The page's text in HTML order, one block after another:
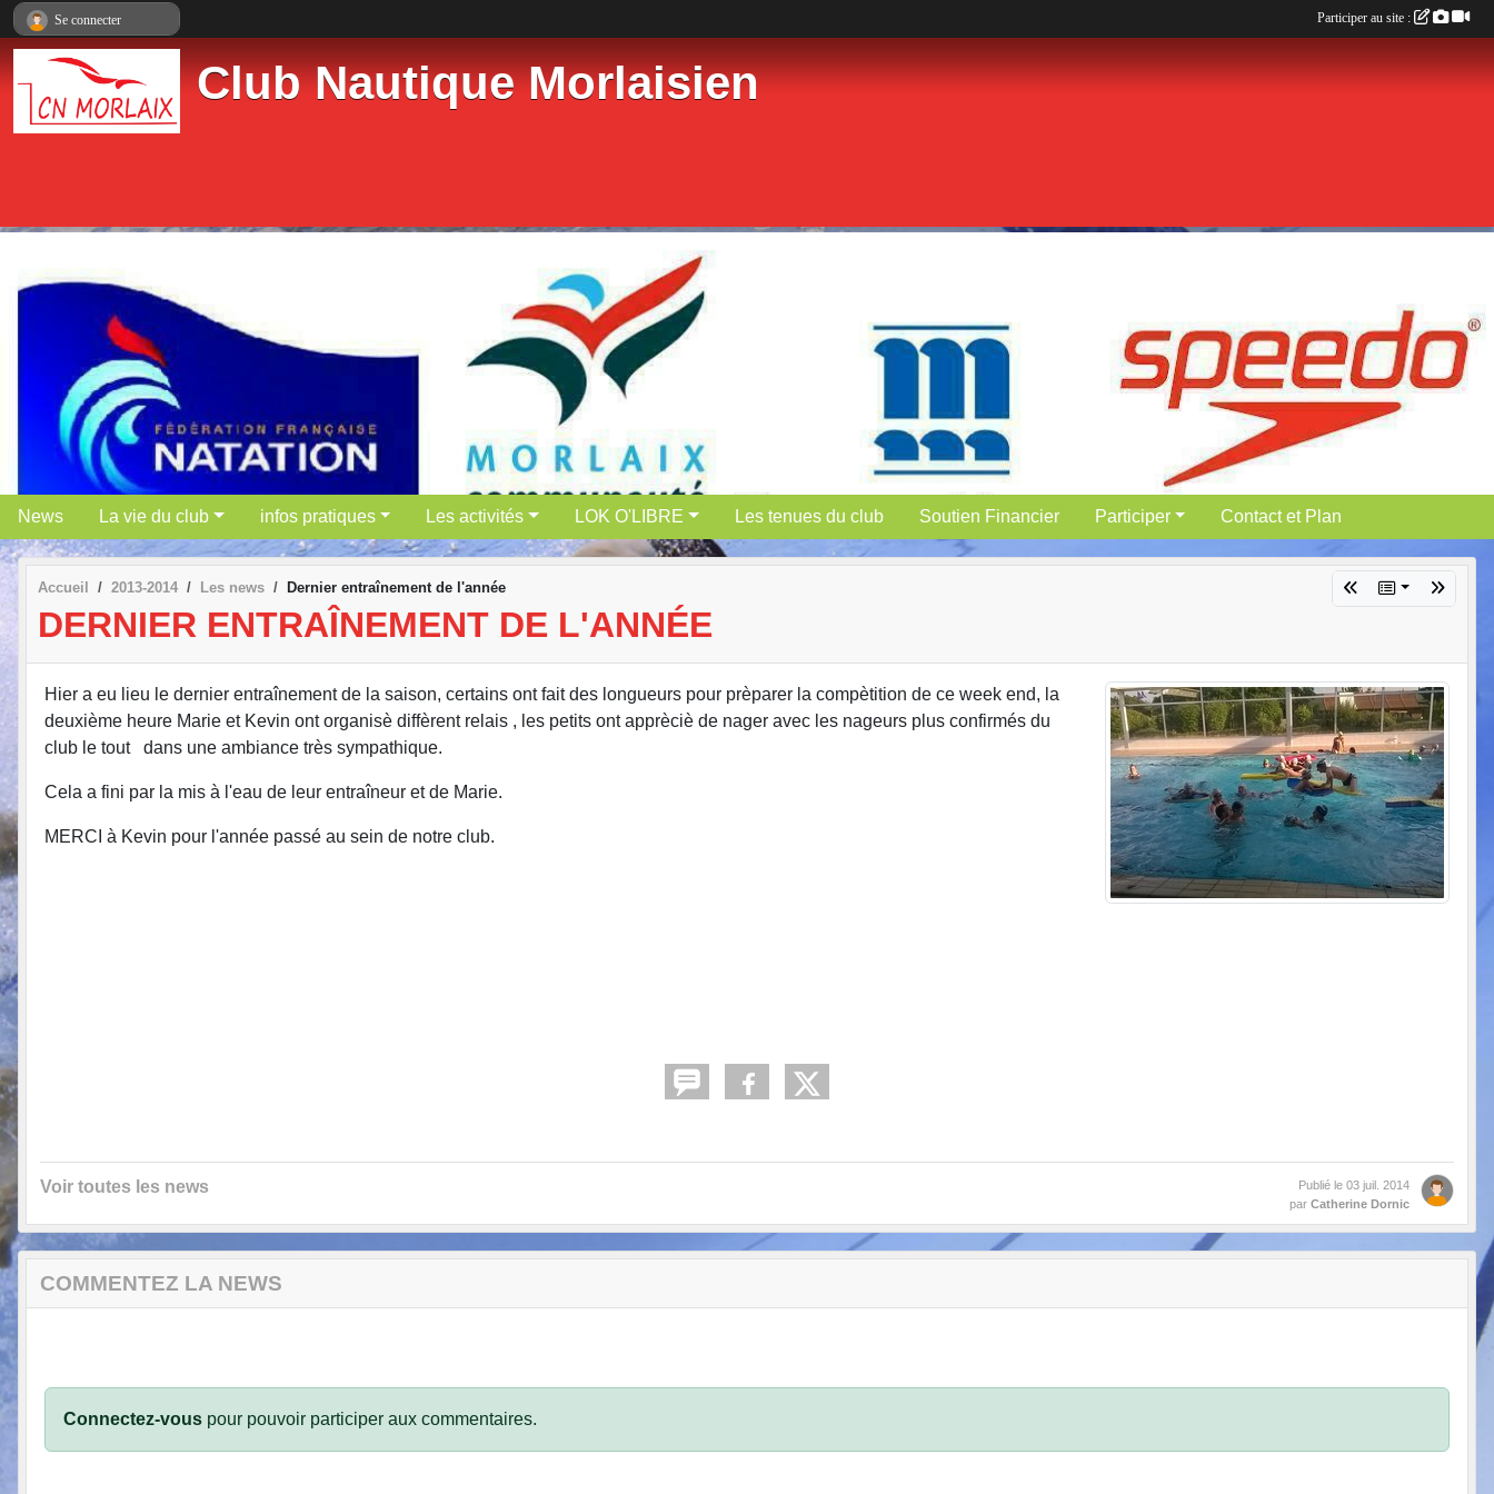
Club Nautique Morlaisien
News La vie du club infos pratiques Les activités LOK O'LIBRE Les tenues du club Soutien Financier Participer Contact et Plan
Accueil 2013-2014 Les news Dernier entraînement de l'année
DERNIER ENTRAÎNEMENT DE L'ANNÉE
Hier a eu lieu le dernier entraînement de la saison, certains ont fait des longueurs pour prèparer la compètition de ce week end, la
deuxième heure Marie et Kevin ont organisè diffèrent relais , les petits ont apprèciè de nager avec les nageurs plus confirmés du
club le tout dans une ambiance très sympathique.
Cela a fini par la mis à l'eau de leur entraîneur et de Marie.
MERCI à Kevin pour l'année passé au sein de notre club.
Voir toutes les news Publié le 03 juil. 2014
par Catherine Dornic
COMMENTEZ LA NEWS
Connectez-vous pour pouvoir participer aux commentaires.
Se connecter Participer au site :
Panneau de gestion des cookies